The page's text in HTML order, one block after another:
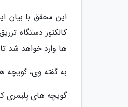
این محقق با بیان
کالکتور دستگاه
ها وارد خواهد شد
به گفته وی، گویچه
گویچه های پلیمری